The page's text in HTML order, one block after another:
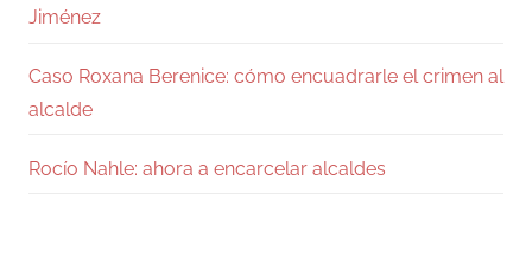
Jiménez
Caso Roxana Berenice: cómo encuadrarle el crimen al
alcalde
Rocío Nahle: ahora a encarcelar alcaldes